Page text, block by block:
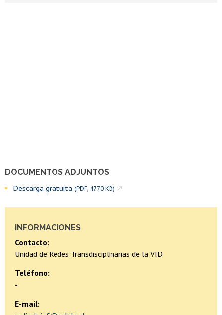
DOCUMENTOS ADJUNTOS
Descarga gratuita (PDF, 4770 KB)
INFORMACIONES
Contacto:
Unidad de Redes Transdisciplinarias de la VID
Teléfono:
-
E-mail: